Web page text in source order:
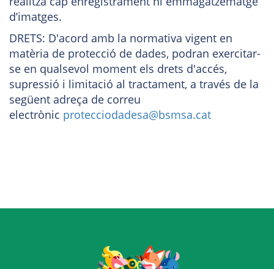
d’imatges.
DRETS: D'acord amb la normativa vigent en
matèria de protecció de dades, podran exercitar-
se en qualsevol moment els drets d'accés,
supressió i limitació al tractament, a través de la
següent adreça de correu
electrònic protecciodadesa@bsmsa.cat